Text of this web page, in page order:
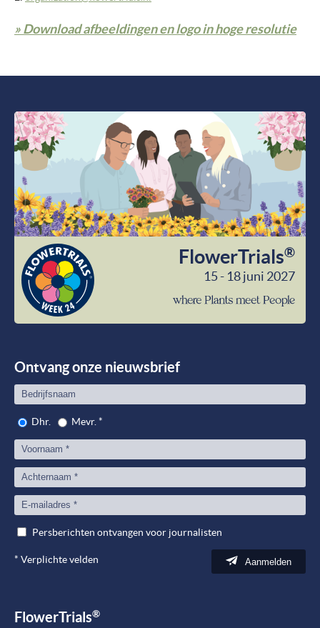
» Download afbeeldingen en logo in hoge resolutie
FlowerTrials®
15 - 18 juni 2027
Ontvang onze nieuwsbrief
Dhr. Mevr.*
Persberichten ontvangen voor journalisten
* Verplichte velden Aanmelden
FlowerTrials®